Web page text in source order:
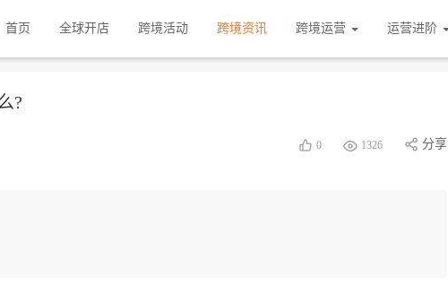
首页 全球开店 跨境活动 跨境资讯 跨境运营 运营进阶
?
0 1326 分享